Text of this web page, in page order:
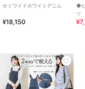
セミワイドホワイトデニム
¥18,150
◆
ツ